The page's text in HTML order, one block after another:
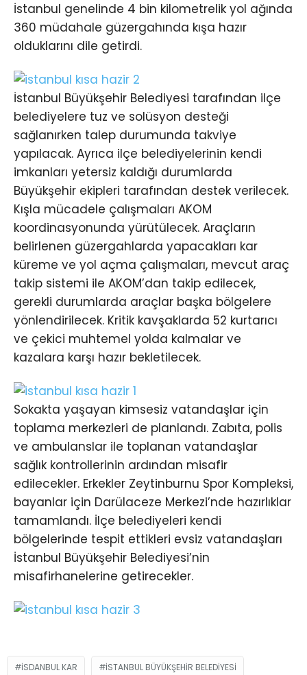
İstanbul genelinde 4 bin kilometrelik yol ağında
360 müdahale güzergahında kışa hazır
olduklarını dile getirdi.
İstanbul Büyükşehir Belediyesi tarafından ilçe
belediyelere tuz ve solüsyon desteği
sağlanırken talep durumunda takviye
yapılacak. Ayrıca ilçe belediyelerinin kendi
imkanları yetersiz kaldığı durumlarda
Büyükşehir ekipleri tarafından destek verilecek.
Kışla mücadele çalışmaları AKOM
koordinasyonunda yürütülecek. Araçların
belirlenen güzergahlarda yapacakları kar
küreme ve yol açma çalışmaları, mevcut araç
takip sistemi ile AKOM’dan takip edilecek,
gerekli durumlarda araçlar başka bölgelere
yönlendirilecek. Kritik kavşaklarda 52 kurtarıcı
ve çekici muhtemel yolda kalmalar ve
kazalara karşı hazır bekletilecek.
Sokakta yaşayan kimsesiz vatandaşlar için
toplama merkezleri de planlandı. Zabıta, polis
ve ambulanslar ile toplanan vatandaşlar
sağlık kontrollerinin ardından misafir
edilecekler. Erkekler Zeytinburnu Spor Kompleksi,
bayanlar için Darülaceze Merkezi’nde hazırlıklar
tamamlandı. İlçe belediyeleri kendi
bölgelerinde tespit ettikleri evsiz vatandaşları
İstanbul Büyükşehir Belediyesi’nin
misafirhanelerine getirecekler.
İSDANBUL KAR İSTANBUL BÜYÜKŞEHIR BELEDIYESI